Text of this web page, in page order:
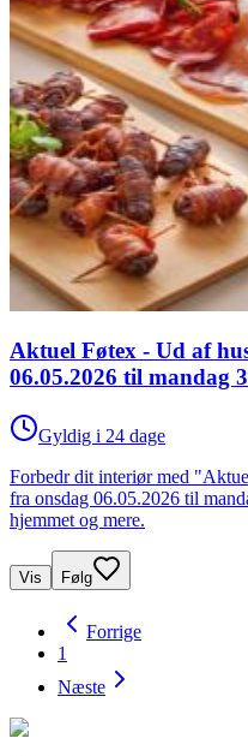
Aktuel Føtex - Ud af
06.05.2026 til mandag
Gyldig i 24 dage
Forbedr dit interiør med
fra onsdag 06.05.2026 til
hjemmet og mere.
Vis Følg
Forrige
1
Næste